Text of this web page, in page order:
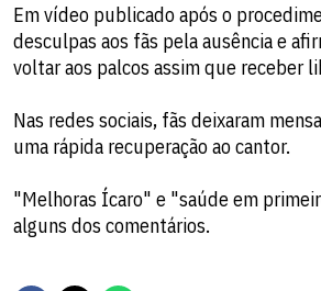
Em vídeo publicado após o
desculpas aos fãs pela ausência e
voltar aos palcos assim que receber
Nas redes sociais, fãs deixaram
uma rápida recuperação ao cantor.
"Melhoras Ícaro" e "saúde em
alguns dos comentários.